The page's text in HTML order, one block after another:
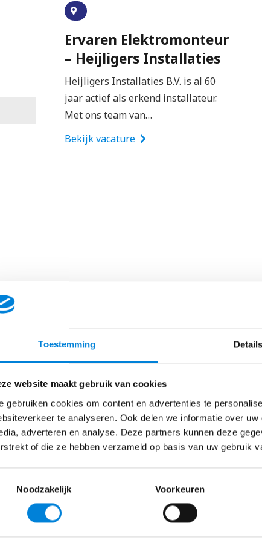
Toestemming Details
website maakt gebruik van cookies
gebruiken cookies om content en advertenties te
te analyseren. Ook delen we informatie over
adverteren en analyse. Deze partners kunnen deze
of die ze hebben verzameld op basis van uw gebruik
Noodzakelijk
Voorkeuren
Ervaren Elektromonteur
– Heijligers Installaties
Heijligers Installaties B.V. is al 60
jaar actief als erkend installateur.
Met ons team van…
Bekijk vacature